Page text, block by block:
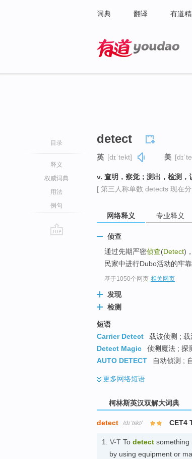
词典 翻译 有道
目录
释义
权威词典
用法
例句
detect
英 [dɪˈtekt] 美
v. 查明，察觉；测出，检测，
[ 第三人称单数 detects 现在
网络释义 专业释义
侦查
通过先期严密侦查(Detect)
民家中进行Dubo活动的牢
基于1050个网页-相关网页
发现
检测
短语
Carrier Detect
载波侦测 ;
Detect Magic
侦测魔法 ; 探
AUTO DETECT
自动侦测 ;
更多网络短语
柯林斯英汉双解大词典
detect /dɪˈtɛkt/ CET4
1. V-T To detect something
by using equipment or